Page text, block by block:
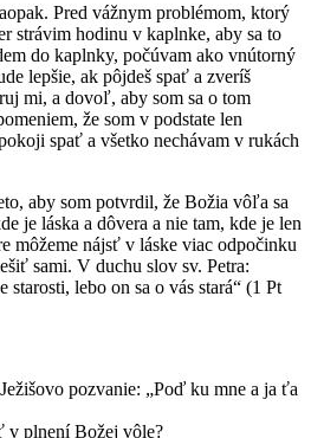
Pred vážnym problémom, ktorý
strávim hodinu v kaplnke, aby sa to
do kaplnky, počúvam ako vnútorný
lepšie, ak pôjdeš spať a zveríš
mi, a dovoľ, aby som sa o tom
že som v podstate len
spať a všetko nechávam v rukách
aby som potvrdil, že Božia vôľa sa
je láska a dôvera a nie tam, kde je len
môžeme nájsť v láske viac odpočinku
sami. V duchu slov sv. Petra:
starosti, lebo on sa o vás stará“ (1 Pt
pozvanie: „Poď ku mne a ja ťa
v plnení Božej vôle?